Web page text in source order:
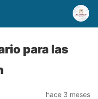
para las
hace 3 meses